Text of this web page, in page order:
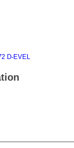
D-EVEL